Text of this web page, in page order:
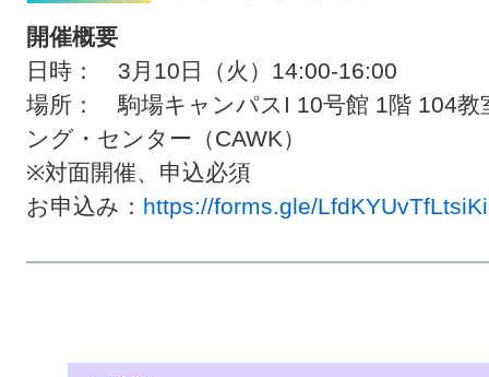
開催概要
日時： 3月10日（火）14:00-16:00
場所： 駒場キャンパスI 10号館 1階 104教
ング・センター（CAWK）
※対面開催、申込必須
お申込み： https://forms.gle/